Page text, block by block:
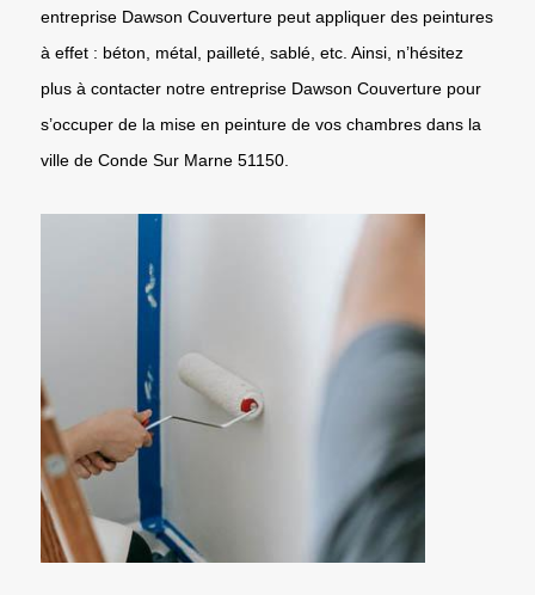
entreprise Dawson Couverture peut appliquer des peintures
à effet : béton, métal, pailleté, sablé, etc. Ainsi, n’hésitez
plus à contacter notre entreprise Dawson Couverture pour
s’occuper de la mise en peinture de vos chambres dans la
ville de Conde Sur Marne 51150.